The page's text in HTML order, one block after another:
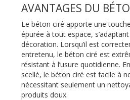
AVANTAGES DU
Le béton ciré apporte une
épurée à tout espace,
décoration. Lorsqu’il est
entretenu, le béton ciré est
résistant à l’usure quotidienne.
scellé, le béton ciré est facile à
nécessitant seulement un
produits doux.